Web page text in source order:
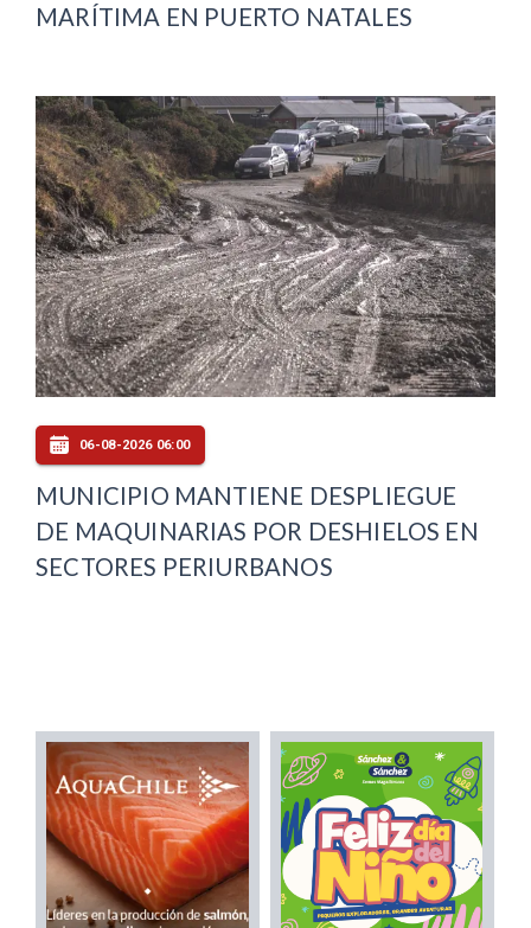
MARÍTIMA EN PUERTO NATALES
06-08-2026 06:00
MUNICIPIO MANTIENE DESPLIEGUE
DE MAQUINARIAS POR DESHIELOS EN
SECTORES PERIURBANOS